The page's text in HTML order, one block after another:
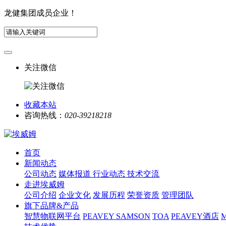
龙健集团成员企业！
关注微信
收藏本站
咨询热线： 020-39218218
首页
新闻动态
公司动态 媒体报道 行业动态 技术交流
走进埃威姆
公司介绍 企业文化 发展历程 荣誉资质 管理团队
旗下品牌&产品
智慧物联网平台 PEAVEY SAMSON TOA PEAVEY酒店